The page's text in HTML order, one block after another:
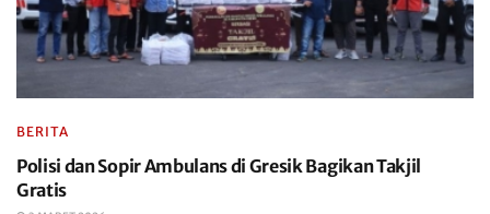
BERITA
Polisi dan Sopir Ambulans di Gresik Bagikan Takjil
Gratis